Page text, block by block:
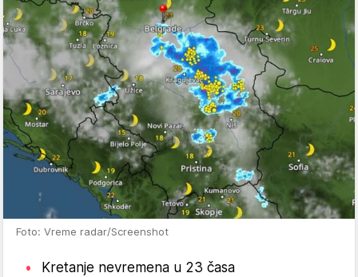
Foto: Vreme radar/Screenshot
Kretanje nevremena u 23 časa